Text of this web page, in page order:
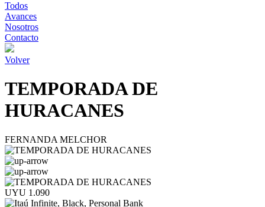
Todos
Avances
Nosotros
Contacto
Volver
TEMPORADA DE
HURACANES
FERNANDA MELCHOR
UYU 1.090